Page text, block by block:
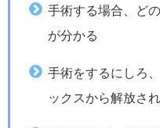
手術する場合、ど
が分かる
手術をするにしろ
ックスから解放さ